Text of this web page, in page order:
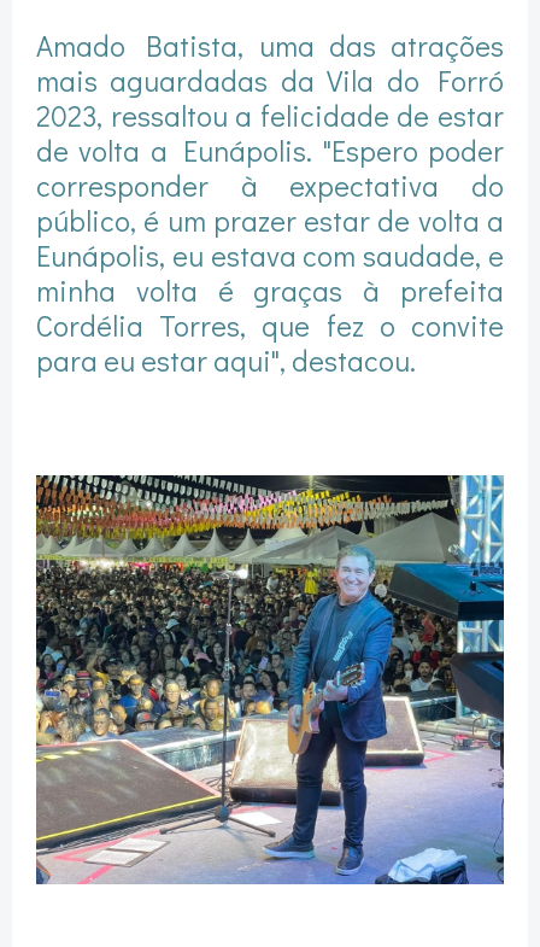
Amado Batista, uma das atrações
mais aguardadas da Vila do Forró
2023, ressaltou a felicidade de estar
de volta a Eunápolis. "Espero poder
corresponder à expectativa do
público, é um prazer estar de volta a
Eunápolis, eu estava com saudade, e
minha volta é graças à prefeita
Cordélia Torres, que fez o convite
para eu estar aqui", destacou.